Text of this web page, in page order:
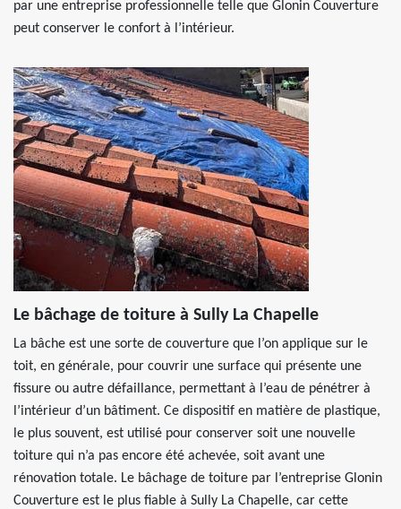
par une entreprise professionnelle telle que Glonin Couverture
peut conserver le confort à l’intérieur.
Le bâchage de toiture à Sully La Chapelle
La bâche est une sorte de couverture que l’on applique sur le
toit, en générale, pour couvrir une surface qui présente une
fissure ou autre défaillance, permettant à l’eau de pénétrer à
l’intérieur d’un bâtiment. Ce dispositif en matière de plastique,
le plus souvent, est utilisé pour conserver soit une nouvelle
toiture qui n’a pas encore été achevée, soit avant une
rénovation totale. Le bâchage de toiture par l’entreprise Glonin
Couverture est le plus fiable à Sully La Chapelle, car cette